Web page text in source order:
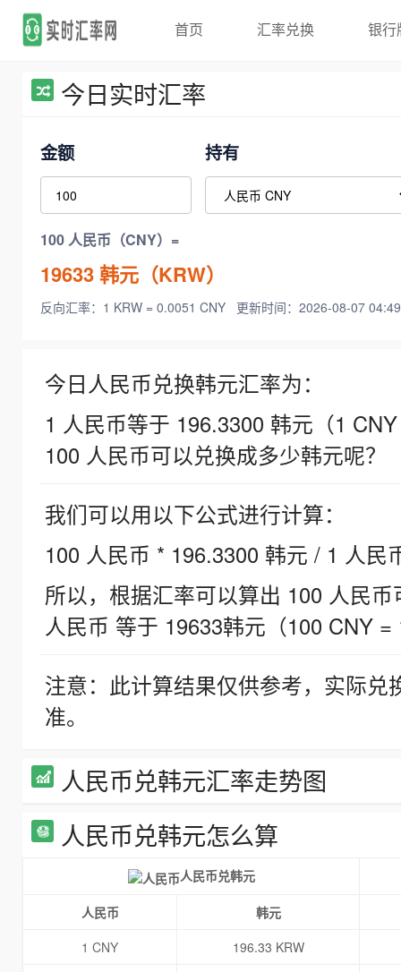
首页 汇率兑换 银行
今日实时汇率
金额 持有
100 人民币（CNY）=
19633韩元（KRW）
反向汇率：1 KRW = 0.0051 CNY 更新时间：2026-08-07
今日人民币兑换韩元汇率为：
1 人民币等于 196.3300 韩元（1
100 人民币可以兑换成多少韩元呢？
我们可以用以下公式进行计算：
100 人民币 * 196.3300 韩元 / 1 人民
所以，根据汇率可以算出 100 人民
人民币 等于 19633韩元（100 CNY =
注意：此计算结果仅供参考，实际
准。
人民币兑韩元汇率走势图
人民币兑韩元怎么算
人民币兑韩元
人民币
韩元
1 CNY
196.33 KRW